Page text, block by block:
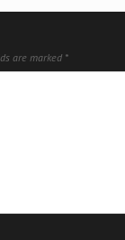
are marked *